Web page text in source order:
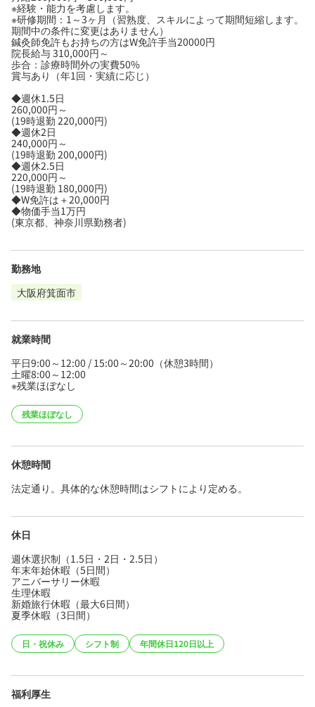
※経験・能力を考慮します。
※研修期間：1～3ヶ月（習熟度、スキルによって期間短縮します。
期間中の条件に変更はありません）
鍼灸師免許もお持ちの方はW免許手当20000円
院長給与 310,000円～
歩合：診療時間外の実費50%
賞与あり（年1回・実績に応じ）
◆週休1.5日
260,000円～
(19時退勤 220,000円)
◆週休2日
240,000円～
(19時退勤 200,000円)
◆週休2.5日
220,000円～
(19時退勤 180,000円)
◆W免許は＋20,000円
◆物価手当1万円
(東京都、神奈川県勤務者)
勤務地
大阪府箕面市
就業時間
平日9:00～12:00 / 15:00～20:00（休憩3時間）
土曜8:00～12:00
※残業ほぼなし
残業ほぼなし
休憩時間
法定通り。具体的な休憩時間はシフトにより定める。
休日
週休選択制（1.5日・2日・2.5日）
年末年始休暇（5日間）
アニバーサリー休暇
生理休暇
新婚旅行休暇（最大6日間）
夏季休暇（3日間）
日・祝休み シフト制 年間休日120日以上
福利厚生